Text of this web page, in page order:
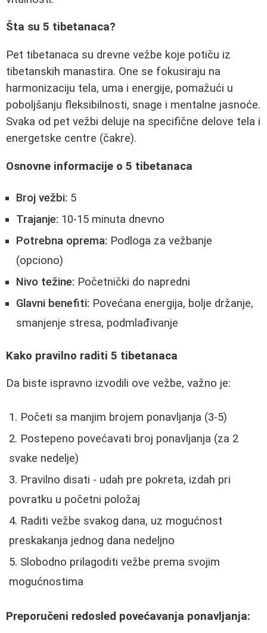
Šta su 5 tibetanaca?
Pet tibetanaca su drevne vežbe koje potiču iz
tibetanskih manastira. One se fokusiraju na
harmonizaciju tela, uma i energije, pomažući u
poboljšanju fleksibilnosti, snage i mentalne jasnoće.
Svaka od pet vežbi deluje na specifične delove tela i
energetske centre (čakre).
Osnovne informacije o 5 tibetanaca
Broj vežbi: 5
Trajanje: 10-15 minuta dnevno
Potrebna oprema: Podloga za vežbanje
(opciono)
Nivo težine: Početnički do napredni
Glavni benefiti: Povećana energija, bolje držanje,
smanjenje stresa, podmlađivanje
Kako pravilno raditi 5 tibetanaca
Da biste ispravno izvodili ove vežbe, važno je:
Početi sa manjim brojem ponavljanja (3-5)
Postepeno povećavati broj ponavljanja (za 2
svake nedelje)
Pravilno disati - udah pre pokreta, izdah pri
povratku u početni položaj
Raditi vežbe svakog dana, uz mogućnost
preskakanja jednog dana nedeljno
Slobodno prilagoditi vežbe prema svojim
mogućnostima
Preporučeni redosled povećavanja ponavljanja: